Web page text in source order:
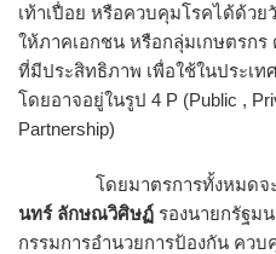
เท้าเปื่อย หรือควบคุมโรคได้ด้ว
ให้ภาคเอกชน หรือกลุ่มเกษตรก
ที่มีประสิทธิภาพ เพื่อใช้ในประเ
โดยอาจอยู่ในรูป 4 P (Public ,
Partnership)
โดยมาตรการทั้งหมดจะส่
นทร์ ลักษณวิศิษฏ์ รองนายกรัฐม
กรรมการอำนวยการป้องกัน คว